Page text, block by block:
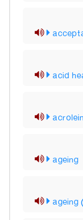
acid
ageing